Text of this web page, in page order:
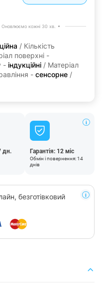
Оновлюємо кожні 30 хв.
/ Кількість
поверхні -
- індукційні / Матеріал
- сенсорне /
дн. Гарантія: 12 міс
Обмін і повернення: 14
днів
безготівковий